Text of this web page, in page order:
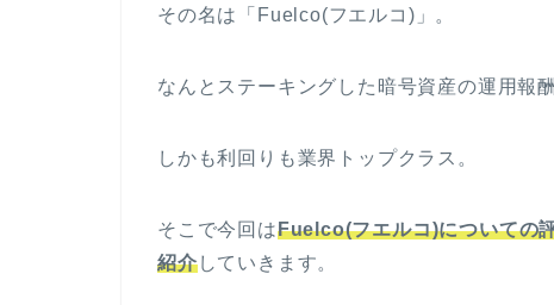
その名は「Fuelco(フエルコ)」。
なんとステーキングした暗号資産の運用報
しかも利回りも業界トップクラス。
そこで今回はFuelco(フエルコ)についての
紹介していきます。